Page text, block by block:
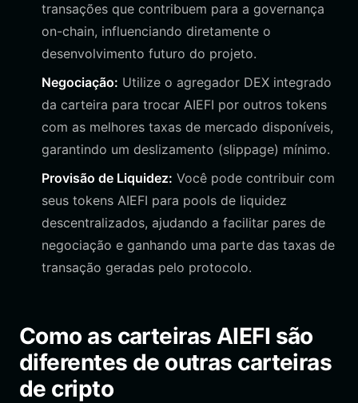
transações que contribuem para a governança
on-chain, influenciando diretamente o
desenvolvimento futuro do projeto.
Negociação: Utilize o agregador DEX integrado
da carteira para trocar AIEFI por outros tokens
com as melhores taxas de mercado disponíveis,
garantindo um deslizamento (slippage) mínimo.
Provisão de Liquidez: Você pode contribuir com
seus tokens AIEFI para pools de liquidez
descentralizados, ajudando a facilitar pares de
negociação e ganhando uma parte das taxas de
transação geradas pelo protocolo.
Como as carteiras AIEFI são
diferentes de outras carteiras
de cripto